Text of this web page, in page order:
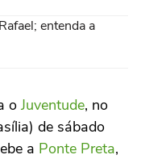
entenda a
o Juventude, no
de sábado
a Ponte Preta,